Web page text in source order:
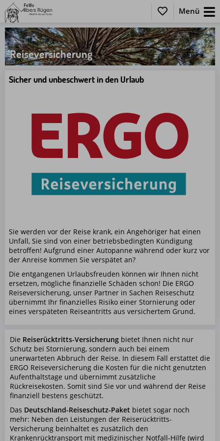
Menü
Reiseversicherung
Sicher und unbeschwert in den Urlaub
Sie werden vor der Reise krank, ein Angehöriger hat einen
Unfall, Sie sind von einer betriebsbedingten Kündigung
betroffen! Aufgrund einer Autopanne während oder kurz vor
der Anreise kommen Sie verspätet an?
Die entgangenen Urlaubsfreuden können wir Ihnen nicht
ersetzen, mögliche finanzielle Schäden schon! Die ERGO
Reiseversicherung, unser Partner in Sachen Reiseschutz
übernimmt Ihr finanzielles Risiko einer Stornierung oder
eines verspäteten Reiseantritts aus versichertem Grund.
Die Reiserücktritts-Versicherung bietet Ihnen nicht nur
Schutz bei Stornierung, sondern auch bei einem
unerwarteten Abbruch der Reise. In diesem Fall erstattet die
ERGO Reiseversicherung die Kosten für die nicht genutzten
Aufenthaltstage und übernimmt zusätzliche
Rückreisekosten. Somit sind Sie vor und während der Reise
finanziell bestens geschützt.
Das Deutschland-Reiseschutz-Paket bietet sogar noch
mehr: Neben den Leistungen der Reiserücktritts-
Versicherung beinhaltet es zusätzlich den
Krankenrücktransport mit medizinischer Notfall-Hilfe (wird